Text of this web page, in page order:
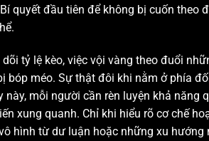
quyết đầu tiên để không bị cuốn theo
tỷ lệ kèo, việc vội vàng theo đuổi
bóp méo. Sự thật đôi khi nằm ở phía
mỗi người cần rèn luyện khả năng
xung quanh. Chỉ khi hiểu rõ cơ chế
hình từ dư luận hoặc những xu hướng